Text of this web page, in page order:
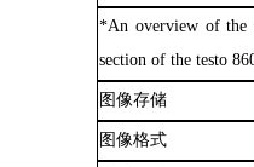
*An overview of the
section of the testo
图像存储
图像格式